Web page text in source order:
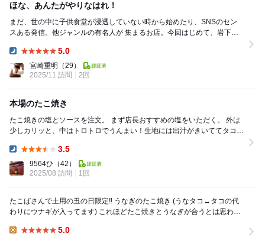
ほな、あんたがやりなはれ！
まだ、世の中に子供食堂が浸透していない時から始めたり、SNSのセン
スある発信。他ジャンルの有名人が 集まるお店。今回はじめて、岩下の
5.0
宮崎重明
（29）
2025/11 訪問
2回
本場のたこ焼き
たこ焼きの塩とソースを注文。 まず店長おすすめの塩をいただく。 外は
少しカリッと、中はトロトロでうんまい！生地には出汁がきいててタコの
3.5
9564ひ （42）
2025/08 訪問
1回
たこばさんで土用の丑の日限定‼️ うなぎのたこ焼き (うなタコ→タコの代
わりにウナギが入ってます) これほどたこ焼きとうなぎが合うとは思わな
5.0